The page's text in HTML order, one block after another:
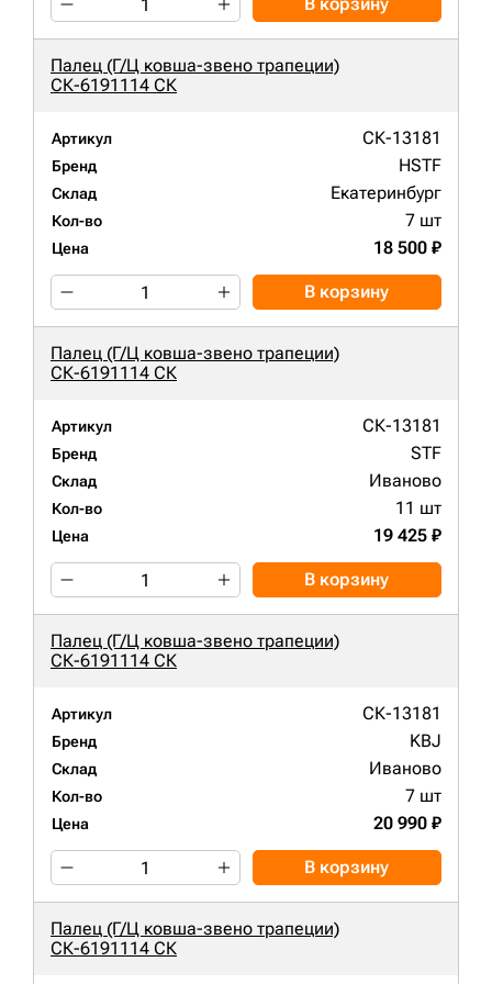
Палец (Г/Ц ковша-звено трапеции)
СК-6191114 СК
Артикул СК-13181
Бренд HSTF
Склад Екатеринбург
Кол-во 7 шт
Цена 18 500 ₽
В корзину
Палец (Г/Ц ковша-звено трапеции)
СК-6191114 СК
Артикул СК-13181
Бренд STF
Склад Иваново
Кол-во 11 шт
Цена 19 425 ₽
В корзину
Палец (Г/Ц ковша-звено трапеции)
СК-6191114 СК
Артикул СК-13181
Бренд KBJ
Склад Иваново
Кол-во 7 шт
Цена 20 990 ₽
В корзину
Палец (Г/Ц ковша-звено трапеции)
СК-6191114 СК